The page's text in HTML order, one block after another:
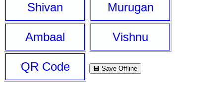
Shivan Murugan
Ambaal Vishnu
QR Code 💾 Save Offline